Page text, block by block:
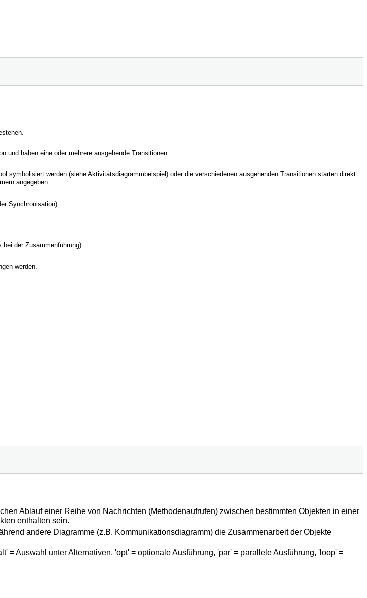
und haben eine oder mehrere ausgehende Transitionen.
symbolisiert werden (siehe Aktivitätsdiagrammbeispiel) oder die verschiedenen ausgehenden Transitionen starten direkt
angegeben.
Synchronisation).
der Zusammenführung).
werden.
Ablauf einer Reihe von Nachrichten (Methodenaufrufen) zwischen bestimmten Objekten in einer
enthalten sein.
andere Diagramme (z.B. Kommunikationsdiagramm) die Zusammenarbeit der Objekte
= Auswahl unter Alternativen, 'opt' = optionale Ausführung, 'par' = parallele Ausführung, 'loop' =